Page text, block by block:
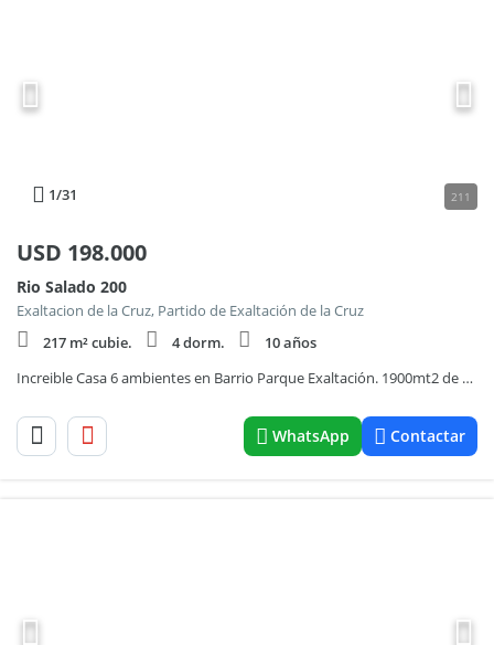
1/31 211
USD 198.000
Rio Salado 200
Exaltacion de la Cruz, Partido de Exaltación de la Cruz
217 m² cubie.
4 dorm.
10 años
Increible Casa 6 ambientes en Barrio Parque Exaltación. 1900mt2 de parque. Piscina. Gas Natural
WhatsApp Contactar